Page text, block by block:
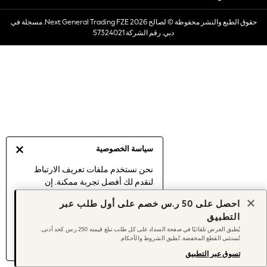
سياسة الخصوصية
نحن نستخدم ملفات تعريف الارتباط
لنقدم لك أفضل تجربة ممكنة. إن
موافقتك على استخدامنا لملفات تعريف
اكتشف المزيد عن إدارة إعدادات ملفات
تعريف الارتباط (الكوكيز).
Dresses
Occasionwear
Sets & Outfits
Sun Hats & Caps
Women's Holiday Shop
Women's Travel Styles
Dresses
Occasionwear
Linen Collection
Tops & T-Shirts
حقوق الطبع والنشر محفوظة © لصالح 2026 Next General Trading FZE. مسجلة في
دبي. رقم الشركة 57324021
احصل على 50 ر.س خصم على أول طلب عبر
التطبيق
يُطبق العرض تلقائيًا في صفحة السداد على كل طلب تبلغ قيمته 250 ر.س كحد أدنى.
تُستثنى القطع المخفضة. تُطبق الشروط والأحكام.
تسوق عبر التطبيق